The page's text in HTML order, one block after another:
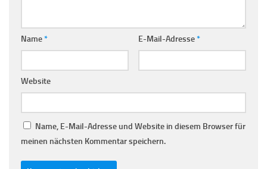
Name* E-Mail-Adresse*
Website
Name, E-Mail-Adresse und Website in diesem Browser für
meinen nächsten Kommentar speichern.